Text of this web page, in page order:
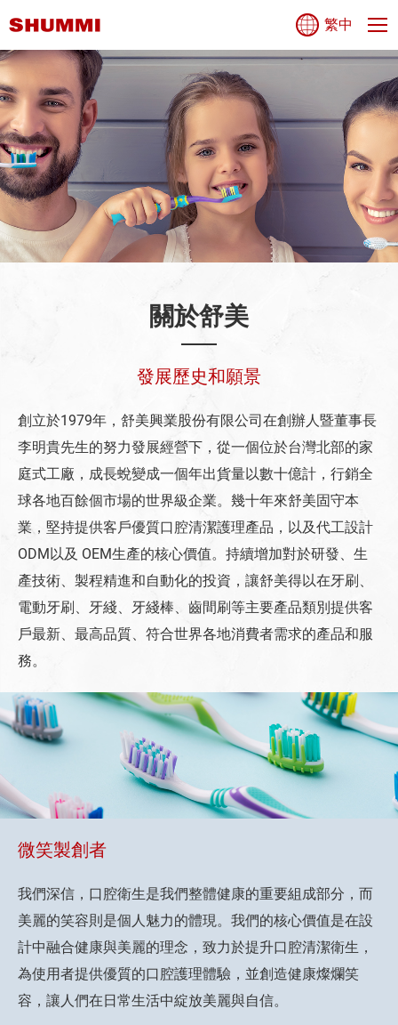
舒
美
興
業
股
份
有
限
繁中
關於舒美
發展歷史和願景
創立於1979年，舒美興業股份有限公司在創辦人暨董事長
李明貴先生的努力發展經營下，從一個位於台灣北部的家
庭式工廠，成長蛻變成一個年出貨量以數十億計，行銷全
球各地百餘個市場的世界級企業。幾十年來舒美固守本
業，堅持提供客戶優質口腔清潔護理產品，以及代工設計
ODM以及 OEM生產的核心價值。持續增加對於研發、生
產技術、製程精進和自動化的投資，讓舒美得以在牙刷、
電動牙刷、牙綫、牙綫棒、齒間刷等主要產品類別提供客
戶最新、最高品質、符合世界各地消費者需求的產品和服
務。
微笑製創者
我們深信，口腔衛生是我們整體健康的重要組成部分，而
美麗的笑容則是個人魅力的體現。我們的核心價值是在設
計中融合健康與美麗的理念，致力於提升口腔清潔衛生，
為使用者提供優質的口腔護理體驗，並創造健康燦爛笑
容，讓人們在日常生活中綻放美麗與自信。